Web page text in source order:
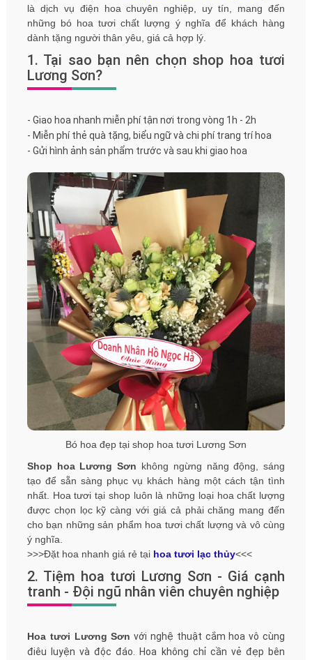
là dịch vụ điện hoa chuyên nghiệp, uy tín, mang đến
những bó hoa tươi chất lượng ý nghĩa để khách hàng
dành tặng người thân yêu, giá cả hợp lý.
1. Tại sao bạn nên chọn shop hoa tươi
Lương Sơn?
- Giao hoa nhanh miễn phí tận nơi trong vòng 1h - 2h
- Miễn phí thẻ quà tặng, biểu ngữ và chi phí trang trí hoa
- Gửi hình ảnh sản phẩm trước và sau khi giao hoa
Bó hoa đẹp tại shop hoa tươi Lương Sơn
Shop hoa Lương Sơn không ngừng năng động, sáng
tạo để sẵn sàng phục vụ khách hàng một cách tận tình
nhất. Hoa tươi tại shop luôn là những loại hoa chất lượng
được chọn lọc kỹ càng với giá cả phải chăng mang đến
cho bạn những sản phẩm hoa tươi chất lượng và vô cùng
ý nghĩa.
>>>Đặt hoa nhanh giá rẻ tại hoa tươi lạc thủy<<<
2. Tiệm hoa tươi Lương Sơn - Giá cạnh
tranh - Đội ngũ nhân viên chuyên nghiệp
Hoa tươi Lương Sơn với nghệ thuật cắm hoa vô cùng
điêu luyện và độc đáo. Hoa không chỉ cần vẻ đẹp bên